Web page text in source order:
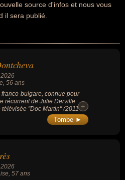
source d'infos et nous vous
il sera publié.
2026
, 56 ans
franco-bulgare, connue pour
récurrent de Julie Derville
"Doc Martin" (2011-
Lhermitte) et de
apparitions dans des séries
+
Tombe ►
2026
, 57 ans